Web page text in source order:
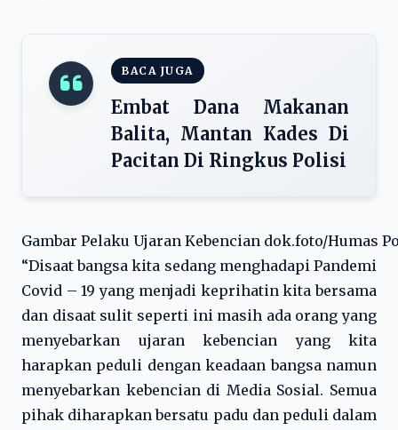
BACA JUGA
Embat Dana Makanan
Balita, Mantan Kades Di
Pacitan Di Ringkus Polisi
Gambar Pelaku Ujaran Kebencian dok.foto/Humas
“Disaat bangsa kita sedang menghadapi Pandemi
Covid – 19 yang menjadi keprihatin kita bersama
dan disaat sulit seperti ini masih ada orang yang
menyebarkan ujaran kebencian yang kita
harapkan peduli dengan keadaan bangsa namun
menyebarkan kebencian di Media Sosial. Semua
pihak diharapkan bersatu padu dan peduli dalam